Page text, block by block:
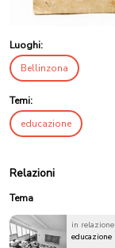
Luoghi:
Bellinzona
Temi:
educazione
Relazioni
Tema
in relazione
educazione